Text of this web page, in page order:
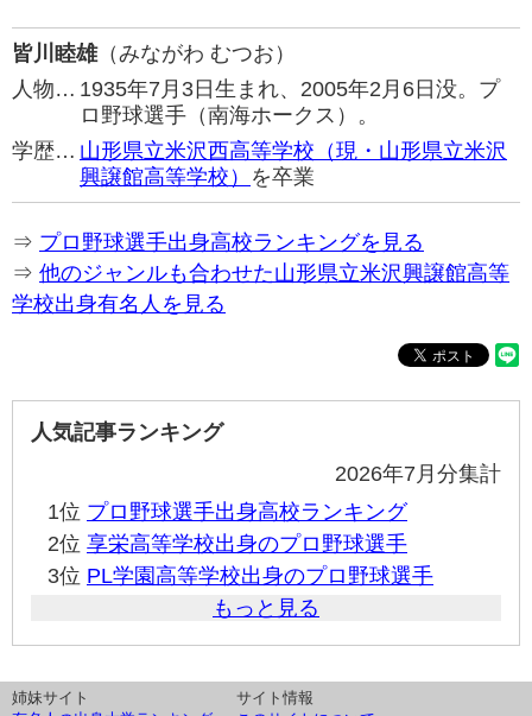
皆川睦雄（みながわ むつお）
人物… 1935年7月3日生まれ、2005年2月6日没。プ
ロ野球選手（南海ホークス）。
学歴… 山形県立米沢西高等学校（現・山形県立米沢
興譲館高等学校） を卒業
⇒ プロ野球選手出身高校ランキングを見る
⇒ 他のジャンルも合わせた山形県立米沢興譲館高等
学校出身有名人を見る
人気記事ランキング
2026年7月分集計
1位 プロ野球選手出身高校ランキング
2位 享栄高等学校出身のプロ野球選手
3位 PL学園高等学校出身のプロ野球選手
もっと見る
姉妹サイト
サイト情報